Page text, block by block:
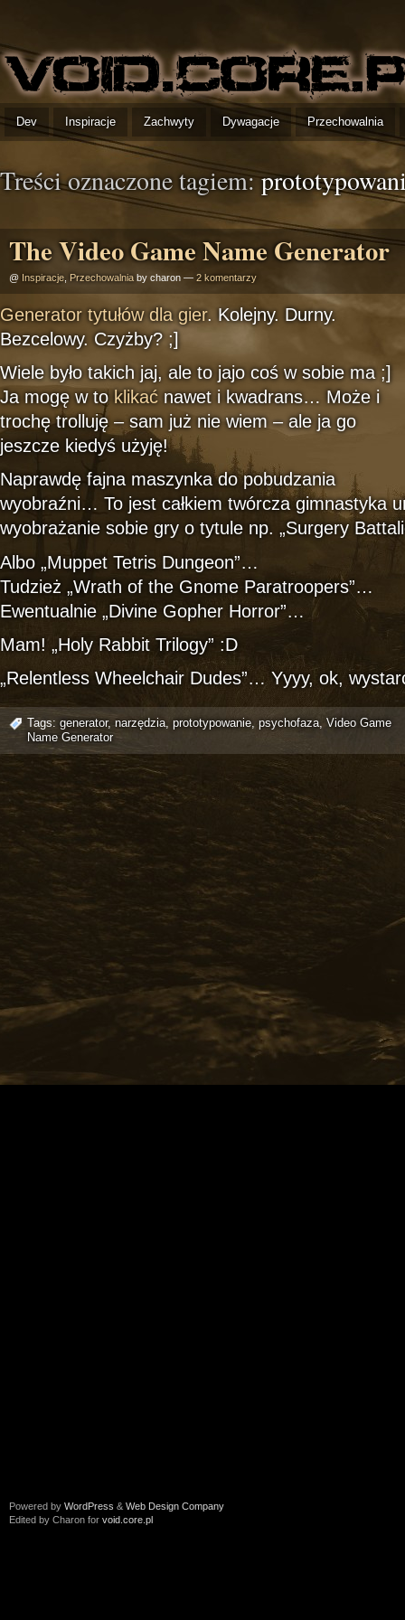
Dev Inspiracje Zachwyty Dywagacje Przechowalnia
Treści oznaczone tagiem:
The Video Game Name Generator
@ Inspiracje Przechowalnia by charon — 2 komentarzy
Generator tytułów dla gier. Kolejny. Durny.
Bezcelowy. Czyżby? ;]
Wiele było takich jaj, ale to jajo coś w sobie ma ;]
Ja mogę w toklikać nawet i kwadrans… Może i
trochę trolluję – sam już nie wiem – ale ja go
jeszcze kiedyś użyję!
Naprawdę fajna maszynka do pobudzania
wyobraźni… To jest całkiem twórcza gimnastyka
wyobrażanie sobie gry o tytule np. „Surgery
Albo „Muppet Tetris Dungeon”…
Tudzież „Wrath of the Gnome Paratroopers”…
Ewentualnie „Divine Gopher Horror”…
Mam! „Holy Rabbit Trilogy” :D
„Relentless Wheelchair Dudes”… Yyyy, ok,
Tags: generator,narzędzia prototypowanie psychofaza Video Game
Name Generator
Powered by WordPress & Web Design Company
Edited by Charon for void.core.pl